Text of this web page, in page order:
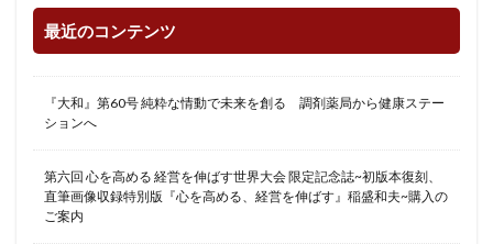
最近のコンテンツ
『大和』第60号 純粋な情動で未来を創る 調剤薬局から健康ステー
ションへ
第六回 心を高める 経営を伸ばす世界大会 限定記念誌~初版本復刻、
直筆画像収録特別版『心を高める、経営を伸ばす』稲盛和夫~購入の
ご案内